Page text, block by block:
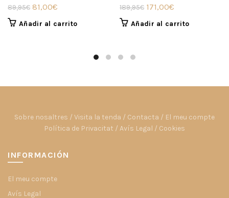
89,95€ El
precio
81,00€
precio
Añadir al carrito
189,95€ El
precio
171,00€
precio
Añadir al carrito
Sobre nosaltres / Visita la tenda / Contacta / El meu compte
Política de Privacitat / Avís Legal / Cookies
INFORMACIÓN
El meu compte
Avís Legal